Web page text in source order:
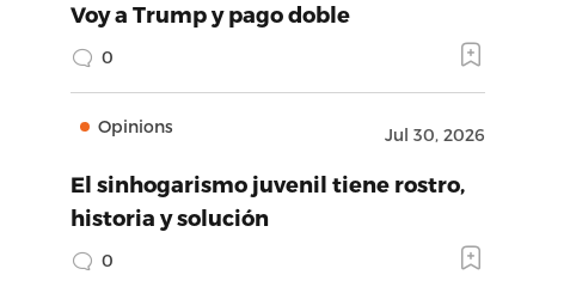
Voy a Trump y pago doble
0
Opinions Jul 30, 2026
El sinhogarismo juvenil tiene rostro,
historia y solución
0